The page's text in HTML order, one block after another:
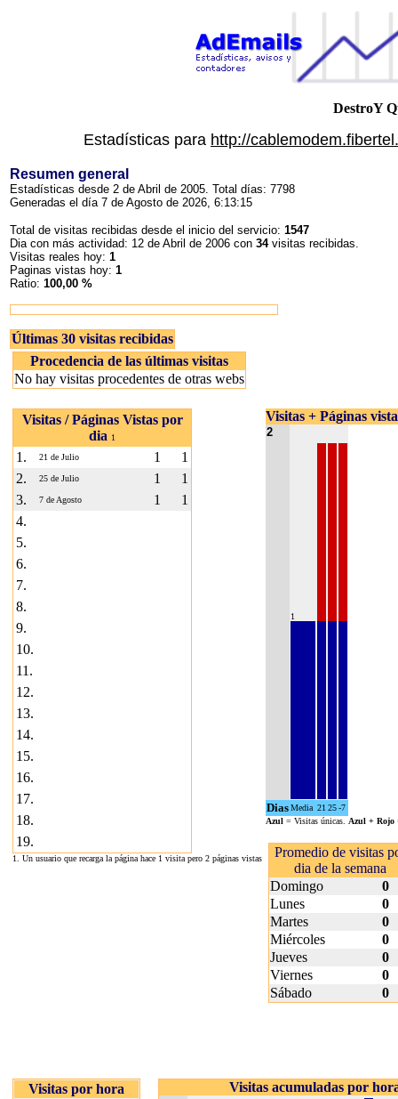
DestroY
Estadísticas para http://
Resumen general
Estadísticas desde 2 de Abril de 2005. Total días: 7798
Generadas el día 7 de Agosto de 2026, 6:13:15
Total de visitas recibidas desde el inicio del servicio: 1547
Dia con más actividad: 12 de Abril de 2006 con 34visitas recibidas.
Visitas reales hoy: 1
Paginas vistas hoy: 1
Ratio: 100,00 %
Últimas 30 visitas recibidas
Procedencia de las últimas visitas
No hay visitas procedentes de otras webs
Visitas / Páginas Vistas por
dia 1
1. 21 de Julio 1
1
2.
25 de Julio 1
1
3.
7 de Agosto 1
1
4.
5.
6.
7.
8.
9.
10.
11.
12.
13.
14.
15.
16.
17.
18.
19.
1. Un usuario que recarga la página hace 1 visita pero 2 páginas vistas
Visitas + Páginas
2
1
DiasMedia 21 25-7
Azul = Visitas únicas. Azul + Rojo
Promedio de visitas
dia de la semana
Domingo
0
Lunes
0
Martes
0
Miércoles
0
Jueves
0
Viernes
0
Sábado
0
Visitas por hora
Visitas acumuladas por